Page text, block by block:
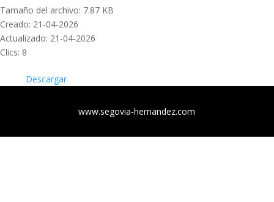
Tamaño del archivo: 7.87 KB
Creado: 21-04-2026
Actualizado: 21-04-2026
Clics: 8
Descargar
www.segovia-hernandez.com